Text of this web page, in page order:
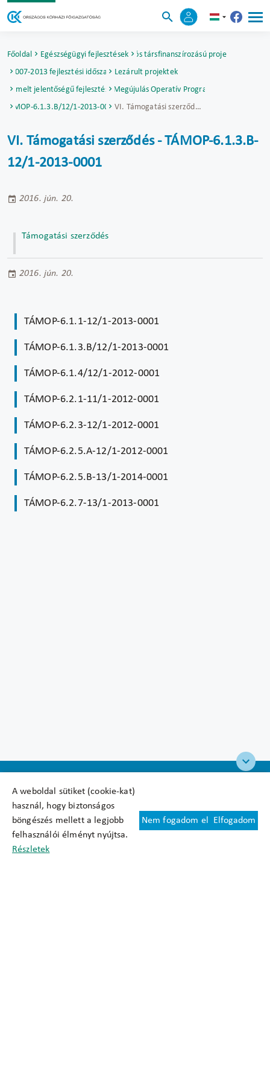
A weboldal sütiket (cookie-kat)
használ, hogy biztonságos
böngészés mellett a legjobb
felhasználói élményt nyújtsa.
Részletek
Nem fogadom el Elfogadom
Főoldal Egészségügyi fejlesztésekUniós társfinanszírozású projektek
2007-2013 fejlesztési időszak Lezárult projektek
Kiemelt jelentőségű fejlesztésekTársadalmi Megújulás Operatív Program (TÁMOP)
TÁMOP-6.1.3.B/12/1-2013-0001
VI. Támogatási szerződés - TÁMOP-6.1.3.B-12/1-2013-0001
VI. Támogatási szerződés - TÁMOP-6.1.3.B-
12/1-2013-0001
2016. jún. 20.
Támogatási szerződés
2016. jún. 20.
TÁMOP-6.1.1-12/1-2013-0001
TÁMOP-6.1.3.B/12/1-2013-0001
TÁMOP-6.1.4/12/1-2012-0001
TÁMOP-6.2.1-11/1-2012-0001
TÁMOP-6.2.3-12/1-2012-0001
TÁMOP-6.2.5.A-12/1-2012-0001
TÁMOP-6.2.5.B-13/1-2014-0001
TÁMOP-6.2.7-13/1-2013-0001
Felhasználási feltételek